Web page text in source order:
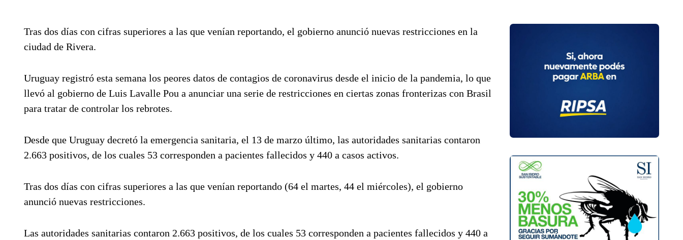
Tras dos días con cifras superiores a las que venían reportando, el gobierno anunció nuevas restricciones en la
ciudad de Rivera.
Uruguay registró esta semana los peores datos de contagios de coronavirus desde el inicio de la pandemia, lo que
llevó al gobierno de Luis Lavalle Pou a anunciar una serie de restricciones en ciertas zonas fronterizas con Brasil
para tratar de controlar los rebrotes.
Desde que Uruguay decretó la emergencia sanitaria, el 13 de marzo último, las autoridades sanitarias contaron
2.663 positivos, de los cuales 53 corresponden a pacientes fallecidos y 440 a casos activos.
Tras dos días con cifras superiores a las que venían reportando (64 el martes, 44 el miércoles), el gobierno
anunció nuevas restricciones.
Las autoridades sanitarias contaron 2.663 positivos, de los cuales 53 corresponden a pacientes fallecidos y 440 a